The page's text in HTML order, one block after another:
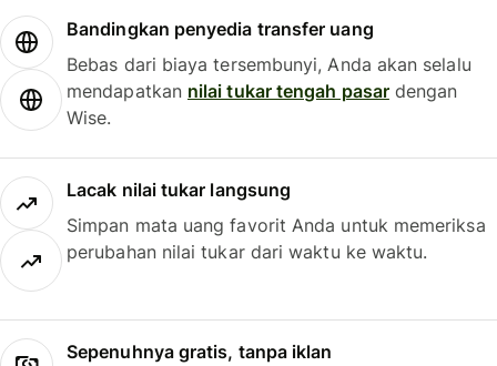
Bandingkan penyedia transfer uang
Bebas dari biaya tersembunyi, Anda akan selalu
mendapatkan nilai tukar tengah pasardengan
Wise.
Lacak nilai tukar langsung
Simpan mata uang favorit Anda untuk memeriksa
perubahan nilai tukar dari waktu ke waktu.
Sepenuhnya gratis, tanpa iklan